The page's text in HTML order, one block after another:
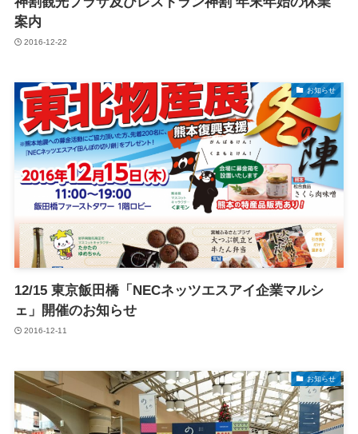
案内
2016-12-22
お知らせ
12/15 東京飯田橋「NECネッツエスアイ企業マルシ
ェ」開催のお知らせ
2016-12-11
お知らせ